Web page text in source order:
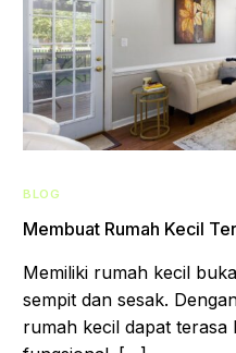
BLOG
Membuat Rumah Kecil
Memiliki rumah kecil
sempit dan sesak.
rumah kecil dapat terasa